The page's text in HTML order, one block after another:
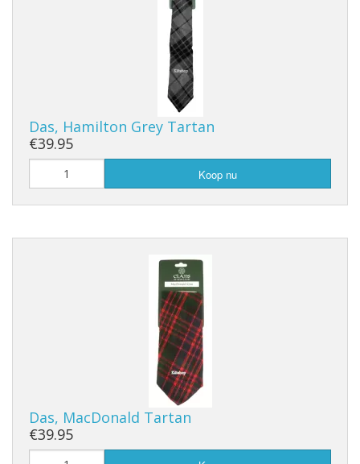
Das, Hamilton Grey Tartan
€39.95
Koop nu
Das, MacDonald Tartan
€39.95